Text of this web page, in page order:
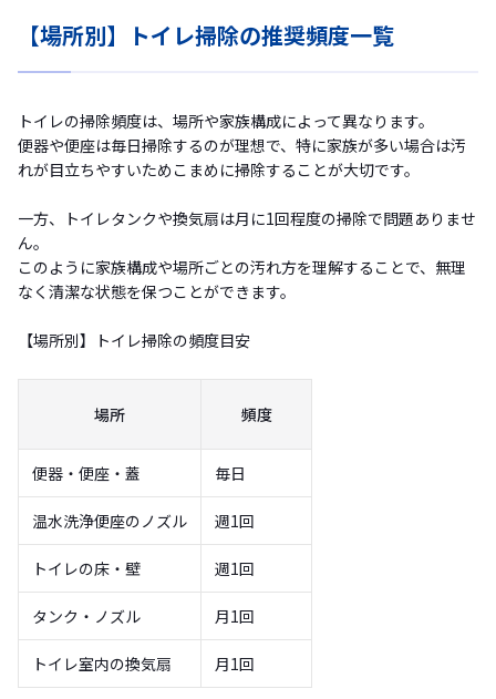
【場所別】トイレ掃除の推奨頻度一覧
トイレの掃除頻度は、場所や家族構成によって異なります。
便器や便座は毎日掃除するのが理想で、特に家族が多い場合は汚
れが目立ちやすいためこまめに掃除することが大切です。
一方、トイレタンクや換気扇は月に1回程度の掃除で問題ありませ
ん。
このように家族構成や場所ごとの汚れ方を理解することで、無理
なく清潔な状態を保つことができます。
【場所別】トイレ掃除の頻度目安
場所 頻度
便器・便座・蓋 毎日
温水洗浄便座のノズル 週1回
トイレの床・壁 週1回
タンク・ノズル 月1回
トイレ室内の換気扇 月1回